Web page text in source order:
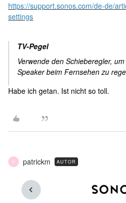
https://support.sonos.com/de-de/
settings
TV-Pegel
Verwende den Schieberegler,
Speaker beim Fernsehen zu
Habe ich getan. Ist nicht so toll.
P patrickm AUTOR